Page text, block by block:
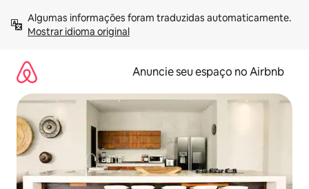
para
Mostrar idioma original
Anuncie seu espaço no Airbnb